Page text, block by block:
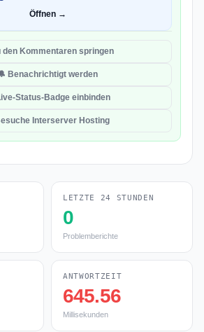
Öffnen →
den Kommentaren springen
Benachrichtigt werden
Status-Badge einbinden
Interserver Hosting
LETZTE 24 STUNDEN
0
Problemberichte
ANTWORTZEIT
645.56
Millisekunden